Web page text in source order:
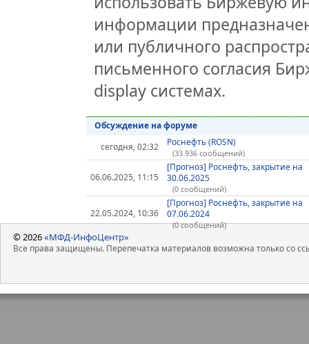
информации
или публичного
письменного согласия
display системах.
Обсуждение на форуме
сегодня, 02:32
Роснефть (ROSN)
(33 936 сообщений)
06.06.2025, 11:15
[Прогноз] Роснефть, закрытие на
30.06.2025
(0 сообщений)
22.05.2024, 10:36
[Прогноз] Роснефть, закрытие на
07.06.2024
(0 сообщений)
© 2026«МФД-ИнфоЦентр»
Все права защищены. Перепечатка материалов возможна только со